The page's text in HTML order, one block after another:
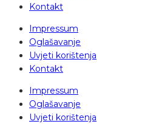
Kontakt
Impressum
Oglašavanje
Uvjeti korištenja
Kontakt
Impressum
Oglašavanje
Uvjeti korištenja